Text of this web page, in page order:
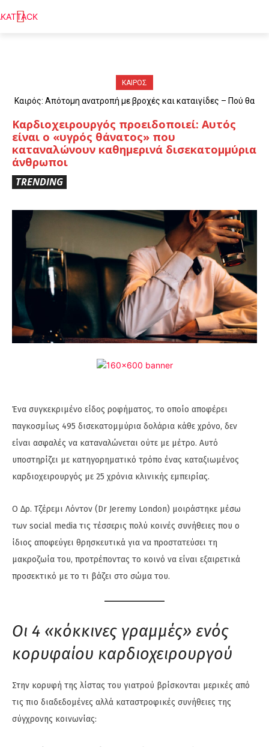
ΚΑΙΡΟΣ
Καιρός: Απότομη ανατροπή με βροχές και καταιγίδες – Πού θα
Καρδιοχειρουργός προειδοποιεί: Αυτός
είναι ο «υγρός θάνατος» που
καταναλώνουν καθημερινά δισεκατομμύρια
άνθρωποι
TRENDING
Ένα συγκεκριμένο είδος ροφήματος, το οποίο αποφέρει
παγκοσμίως 495 δισεκατομμύρια δολάρια κάθε χρόνο, δεν
είναι ασφαλές να καταναλώνεται ούτε με μέτρο. Αυτό
υποστηρίζει με κατηγορηματικό τρόπο ένας καταξιωμένος
καρδιοχειρουργός με 25 χρόνια κλινικής εμπειρίας.
Ο Δρ. Τζέρεμι Λόντον (Dr Jeremy London) μοιράστηκε μέσω
των social media τις τέσσερις πολύ κοινές συνήθειες που ο
ίδιος αποφεύγει θρησκευτικά για να προστατεύσει τη
μακροζωία του, προτρέποντας το κοινό να είναι εξαιρετικά
προσεκτικό με το τι βάζει στο σώμα του.
Οι 4 «κόκκινες γραμμές» ενός
κορυφαίου καρδιοχειρουργού
Στην κορυφή της λίστας του γιατρού βρίσκονται μερικές από
τις πιο διαδεδομένες αλλά καταστροφικές συνήθειες της
σύγχρονης κοινωνίας: